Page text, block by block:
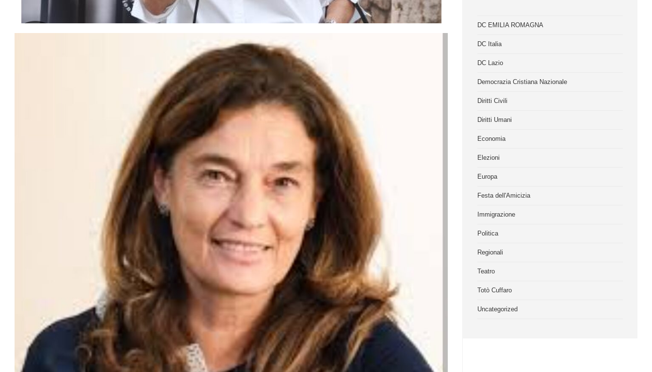
DC EMILIA ROMAGNA
DC Italia
DC Lazio
Democrazia Cristiana Nazionale
Diritti Civili
Diritti Umani
Economia
Elezioni
Europa
Festa dell'Amicizia
Immigrazione
Politica
Regionali
Teatro
Totò Cuffaro
Uncategorized